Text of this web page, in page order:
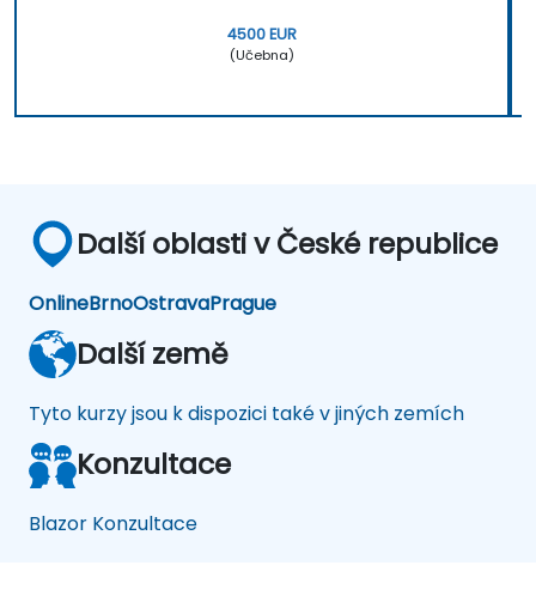
4500 EUR
(Učebna)
Další oblasti v České republice
OnlineBrnoOstravaPrague
Další země
Tyto kurzy jsou k dispozici také v jiných zemích
Konzultace
Blazor Konzultace